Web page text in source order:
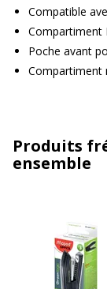
Compatible
Compartiment
Poche avant
Compartiment
Produits
ensemble